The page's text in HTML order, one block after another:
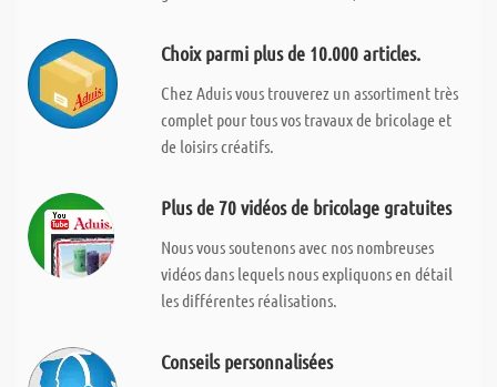
Choix parmi plus de 10.000 articles.
Chez Aduis vous trouverez un assortiment très
complet pour tous vos travaux de bricolage et
de loisirs créatifs.
Plus de 70 vidéos de bricolage gratuites
Nous vous soutenons avec nos nombreuses
vidéos dans lequels nous expliquons en détail
les différentes réalisations.
Conseils personnalisées